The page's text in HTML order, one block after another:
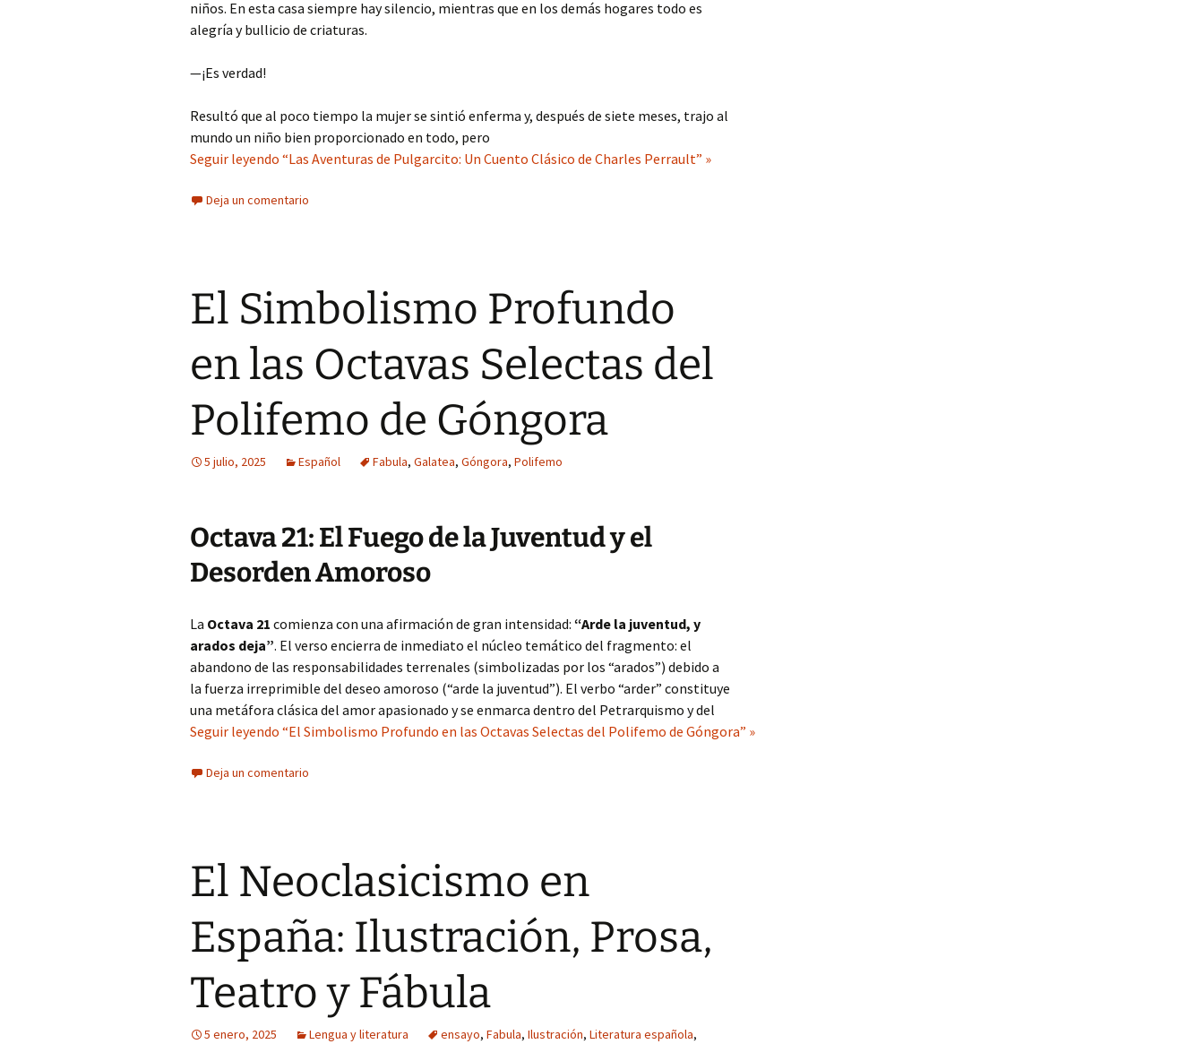
niños. En esta casa siempre hay silencio, mientras que en los demás hogares todo es
alegría y bullicio de criaturas.
—¡Es verdad!
Resultó que al poco tiempo la mujer se sintió enferma y, después de siete meses, trajo al
mundo un niño bien proporcionado en todo, pero
Seguir leyendo “Las Aventuras de Pulgarcito: Un Cuento Clásico de Charles Perrault” »
Deja un comentario
El Simbolismo Profundo
en las Octavas Selectas del
Polifemo de Góngora
5 julio, 2025 Español Fabula, Galatea, Góngora, Polifemo
Octava 21: El Fuego de la Juventud y el
Desorden Amoroso
La Octava 21 comienza con una afirmación de gran intensidad: “Arde la juventud, y
arados deja”. El verso encierra de inmediato el núcleo temático del fragmento: el
abandono de las responsabilidades terrenales (simbolizadas por los “arados”) debido a
la fuerza irreprimible del deseo amoroso (“arde la juventud”). El verbo “arder” constituye
una metáfora clásica del amor apasionado y se enmarca dentro del Petrarquismo y del
Seguir leyendo “El Simbolismo Profundo en las Octavas Selectas del Polifemo de Góngora” »
Deja un comentario
El Neoclasicismo en
España: Ilustración, Prosa,
Teatro y Fábula
5 enero, 2025 Lengua y literatura ensayo, Fabula, Ilustración, Literatura española,